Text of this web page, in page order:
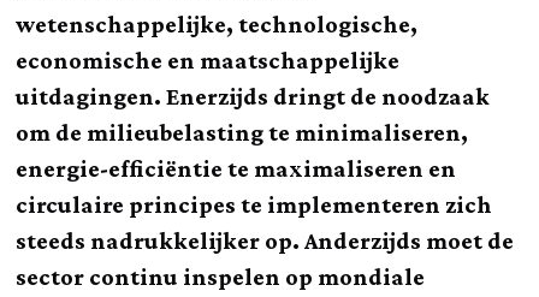
wetenschappelijke, technologische,
economische en maatschappelijke
uitdagingen. Enerzijds dringt de noodzaak
om de milieubelasting te minimaliseren,
energie-efficiëntie te maximaliseren en
circulaire principes te implementeren zich
steeds nadrukkelijker op. Anderzijds moet de
sector continu inspelen op mondiale